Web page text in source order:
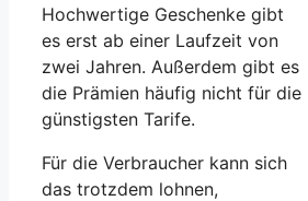
Hochwertige Geschenke gibt
es erst ab einer Laufzeit von
zwei Jahren. Außerdem gibt es
die Prämien häufig nicht für die
günstigsten Tarife.
Für die Verbraucher kann sich
das trotzdem lohnen,